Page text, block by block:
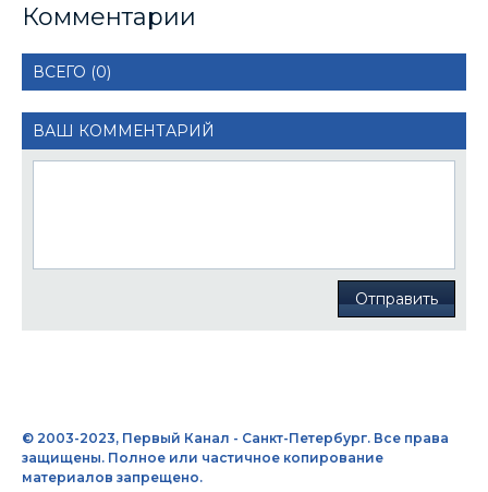
Комментарии
ВСЕГО (0)
ВАШ КОММЕНТАРИЙ
Отправить
© 2003-2023, Первый Канал - Санкт-Петербург. Все права
защищены. Полное или частичное копирование
материалов запрещено.